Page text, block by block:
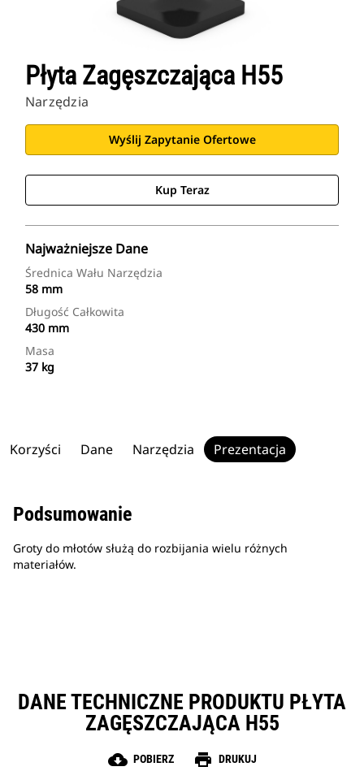
Płyta Zagęszczająca H55
Narzędzia
Wyślij Zapytanie Ofertowe
Kup Teraz
Najważniejsze Dane
Średnica Wału Narzędzia
58 mm
Długość Całkowita
430 mm
Masa
37 kg
Korzyści Dane Narzędzia Prezentacja
Podsumowanie
Groty do młotów służą do rozbijania wielu różnych
materiałów.
DANE TECHNICZNE PRODUKTU PŁYTA
ZAGĘSZCZAJĄCA H55
cloud_download POBIERZ print DRUKUJ